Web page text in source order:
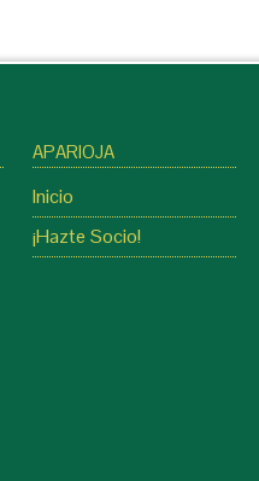
APARIOJA
Inicio
¡Hazte Socio!